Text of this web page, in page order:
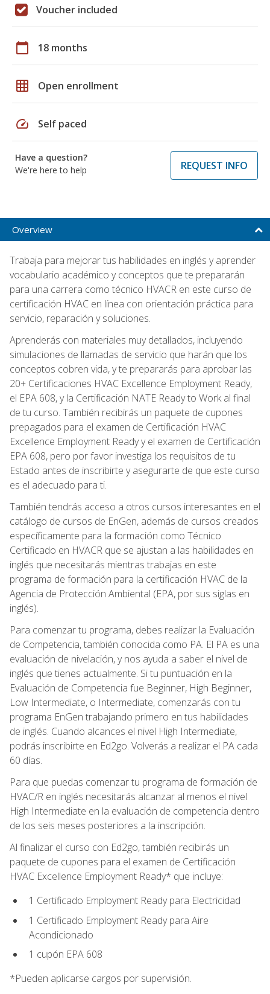
Voucher included
calendar_today 18 months
grid_on Open enrollment
speed Self paced
Have a question?
We're here to help
REQUEST INFO
Overview
Trabaja para mejorar tus habilidades en inglés y aprender
vocabulario académico y conceptos que te prepararán
para una carrera como técnico HVACR en este curso de
certificación HVAC en línea con orientación práctica para
servicio, reparación y soluciones.
Aprenderás con materiales muy detallados, incluyendo
simulaciones de llamadas de servicio que harán que los
conceptos cobren vida, y te prepararás para aprobar las
20+ Certificaciones HVAC Excellence Employment Ready,
el EPA 608, y la Certificación NATE Ready to Work al final
de tu curso. También recibirás un paquete de cupones
prepagados para el examen de Certificación HVAC
Excellence Employment Ready y el examen de Certificación
EPA 608, pero por favor investiga los requisitos de tu
Estado antes de inscribirte y asegurarte de que este curso
es el adecuado para ti.
También tendrás acceso a otros cursos interesantes en el
catálogo de cursos de EnGen, además de cursos creados
específicamente para la formación como Técnico
Certificado en HVACR que se ajustan a las habilidades en
inglés que necesitarás mientras trabajas en este
programa de formación para la certificación HVAC de la
Agencia de Protección Ambiental (EPA, por sus siglas en
inglés).
Para comenzar tu programa, debes realizar la Evaluación
de Competencia, también conocida como PA. El PA es una
evaluación de nivelación, y nos ayuda a saber el nivel de
inglés que tienes actualmente. Si tu puntuación en la
Evaluación de Competencia fue Beginner, High Beginner,
Low Intermediate, o Intermediate, comenzarás con tu
programa EnGen trabajando primero en tus habilidades
de inglés. Cuando alcances el nivel High Intermediate,
podrás inscribirte en Ed2go. Volverás a realizar el PA cada
60 días.
Para que puedas comenzar tu programa de formación de
HVAC/R en inglés necesitarás alcanzar al menos el nivel
High Intermediate en la evaluación de competencia dentro
de los seis meses posteriores a la inscripción.
Al finalizar el curso con Ed2go, también recibirás un
paquete de cupones para el examen de Certificación
HVAC Excellence Employment Ready* que incluye:
1 Certificado Employment Ready para Electricidad
1 Certificado Employment Ready para Aire
Acondicionado
1 cupón EPA 608
*Pueden aplicarse cargos por supervisión.